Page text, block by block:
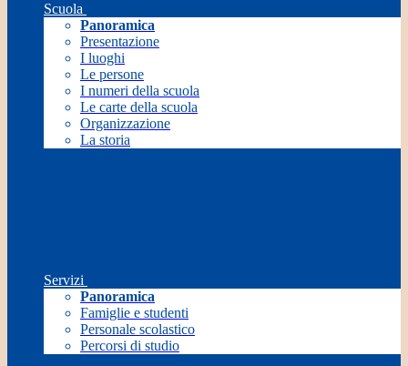
Scuola
Panoramica
Presentazione
I luoghi
Le persone
I numeri della scuola
Le carte della scuola
Organizzazione
La storia
Servizi
Panoramica
Famiglie e studenti
Personale scolastico
Percorsi di studio